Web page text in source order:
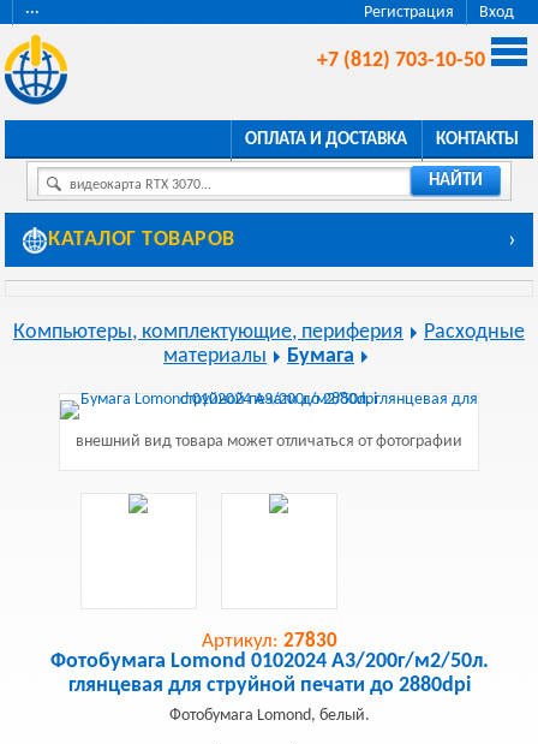
Регистрация Вход
···
+7 (812) 703-10-50
ОПЛАТА И ДОСТАВКА КОНТАКТЫ
видеокарта RTX 3070... НАЙТИ
КАТАЛОГ ТОВАРОВ ›
Компьютеры, комплектующие, периферия
Расходные
материалы
Бумага
внешний вид товара может отличаться от фотографии
Артикул: 27830
Фотобумага Lomond 0102024 A3/200г/м2/50л.
глянцевая для струйной печати до 2880dpi
Фотобумага Lomond, белый.